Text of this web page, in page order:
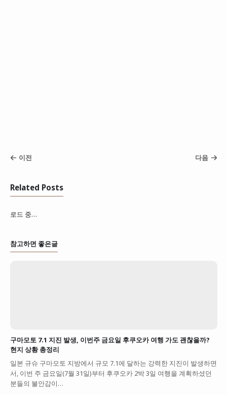
이전 다음
Related Posts
로드 중…
참고하면 좋은글
구마모토 7.1 지진 발생, 이번주 금요일 후쿠오카 여행 가도 괜찮을까?
현지 상황 총정리
일본 규슈 구마모토 지방에서 규모 7.1에 달하는 강력한 지진이 발생하면
서, 이번 주 금요일(7월 31일)부터 후쿠오카 2박 3일 여행을 계획하셨던
분들의 불안감이…